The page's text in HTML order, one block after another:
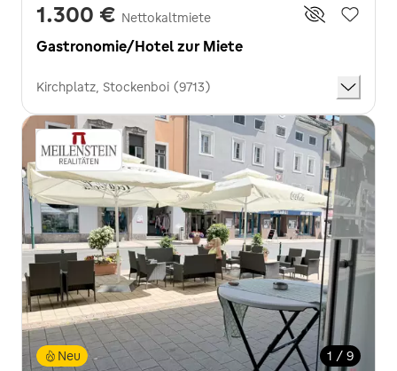
1.300 € Nettokaltmiete
Gastronomie/Hotel zur Miete
Kirchplatz, Stockenboi (9713)
1 / 9
Neu